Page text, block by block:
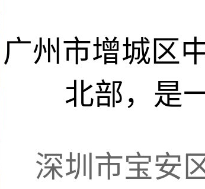
广州市增城区
北部，是
深圳市宝安